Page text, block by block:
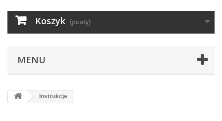
Koszyk (pusty)
MENU
Instrukcje